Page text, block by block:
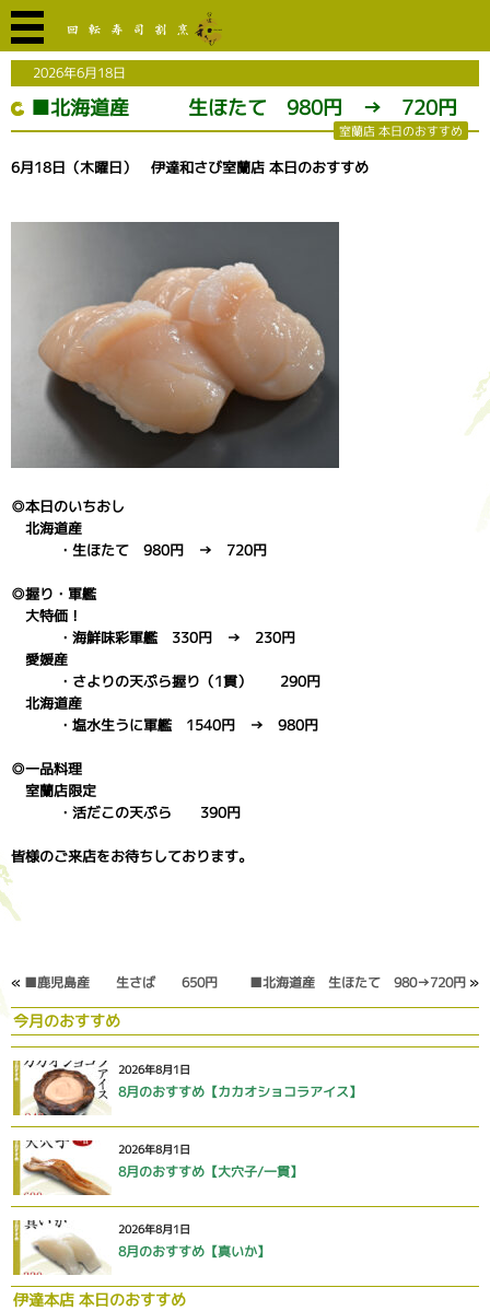
2026年6月18日
■北海道産 生ほたて 980円 → 720円
室蘭店 本日のおすすめ
6月18日（木曜日） 伊達和さび室蘭店 本日のおすすめ
◎本日のいちおし
北海道産
・生ほたて 980円 → 720円
◎握り・軍艦
大特価！
・海鮮味彩軍艦 330円 → 230円
愛媛産
・さよりの天ぷら握り（1貫） 290円
北海道産
・塩水生うに軍艦 1540円 → 980円
◎一品料理
室蘭店限定
・活だこの天ぷら 390円
皆様のご来店をお待ちしております。
« ■鹿児島産 生さば 650円 ■北海道産 生ほたて 980→720円 »
今月のおすすめ
2026年8月1日
8月のおすすめ【カカオショコラアイス】
2026年8月1日
8月のおすすめ【大穴子/一貫】
2026年8月1日
8月のおすすめ【真いか】
伊達本店 本日のおすすめ